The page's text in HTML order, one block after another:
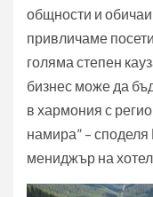
общности и
привличаме
голяма степен
бизнес може да
в хармония с
намира” –
мениджър на